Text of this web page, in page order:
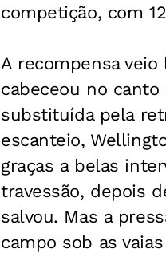
competição, com
A recompensa
cabeceou no canto
substituída pela
escanteio,
graças a belas
travessão, depois
salvou. Mas a
campo sob as